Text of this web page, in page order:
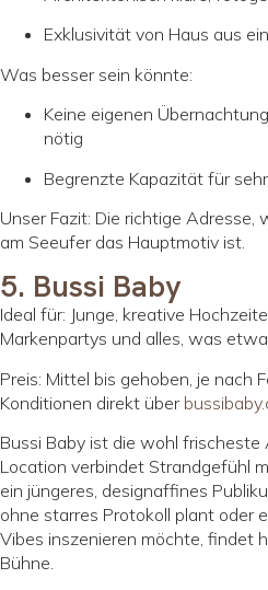
Exklusivität von Haus aus
Was besser sein könnte:
Keine eigenen
nötig
Begrenzte Kapazität für
Unser Fazit: Die richtige Adresse,
am Seeufer das Hauptmotiv ist.
5. Bussi Baby
Ideal für: Junge, kreative
Markenpartys und alles, was
Preis: Mittel bis gehoben, je nach
Konditionen direkt über
Bussi Baby ist die wohl frischeste
Location verbindet Strandgefühl
ein jüngeres, designaffines
ohne starres Protokoll plant oder
Vibes inszenieren möchte, findet
Bühne.